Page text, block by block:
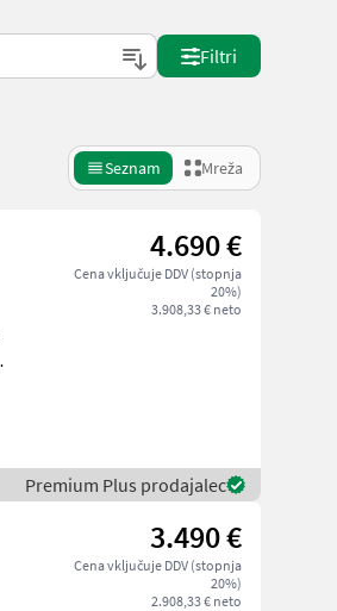
Filtri
Seznam Mreža
4.690 €
Cena vključuje DDV (stopnja
20%)
3.908,33 € neto
Premium Plus prodajalec
3.490 €
Cena vključuje DDV (stopnja
20%)
2.908,33 € neto